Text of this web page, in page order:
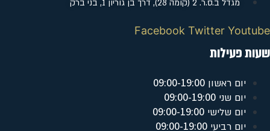
מגדל ב.ס.ר. 2 (קומה 28), דרך בן גוריון 1, בני ברק
Facebook Twitter Youtube
שעות פעילות
יום ראשון 09:00-19:00
יום שני 09:00-19:00
יום שלישי 09:00-19:00
יום רביעי 09:00-19:00